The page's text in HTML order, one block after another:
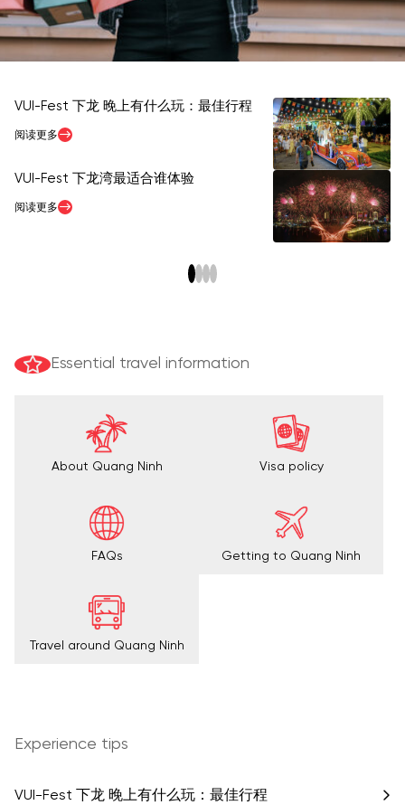
VUI-Fest 下龙 晚上有什么玩：最佳行程
阅读更多
VUI-Fest 下龙湾最适合谁体验
阅读更多
Essential travel information
About Quang Ninh Visa policy
FAQs Getting to Quang Ninh
Travel around Quang Ninh
Experience tips
VUI-Fest 下龙 晚上有什么玩：最佳行程